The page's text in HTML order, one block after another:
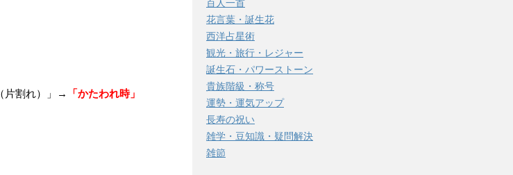
片割れ）」→ 「かたわれ時」
百人一首
花言葉・誕生花
西洋占星術
観光・旅行・レジャー
誕生石・パワーストーン
貴族階級・称号
運勢・運気アップ
長寿の祝い
雑学・豆知識・疑問解決
雑節